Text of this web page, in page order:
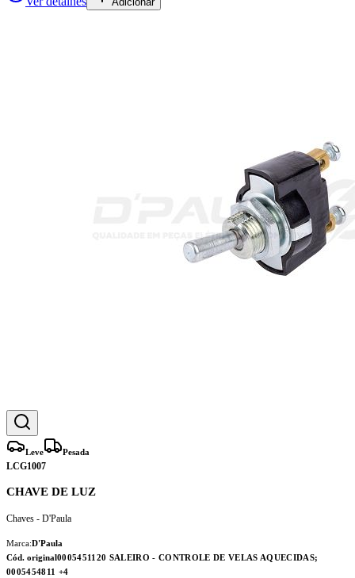
Leve Pesada
LCG1007
CHAVE DE LUZ
Chaves - D'Paula
Marca:D'Paula
Cód. original0005451120 SALEIRO - CONTROLE DE VELAS AQUECIDAS;
0005454811 +4